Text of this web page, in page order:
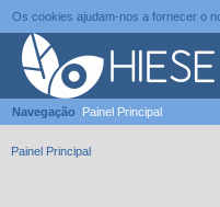
Os cookies ajudam-nos a fornecer o
Navegação Painel Principal
Painel Principal